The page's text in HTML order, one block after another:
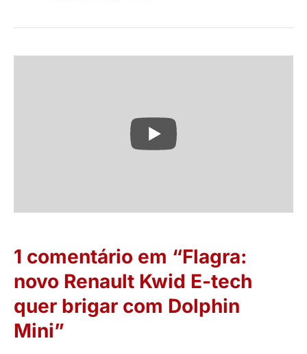
1 comentário em “Flagra:
novo Renault Kwid E-tech
quer brigar com Dolphin
Mini”